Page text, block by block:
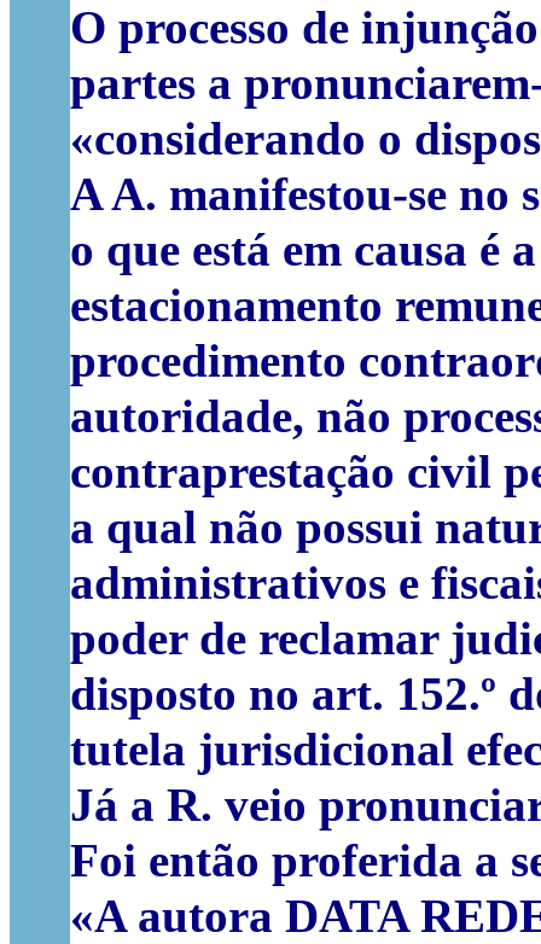
O processo de
partes a
«considerando o
A A. manifestou-se no
o que está em causa é
estacionamento
procedimento
autoridade, não
contraprestação civil
a qual não possui
administrativos e
poder de reclamar
disposto no art. 152.º
tutela jurisdicional
Já a R. veio
Foi então proferida a
«A autora DATA